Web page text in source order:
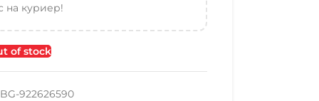
на куриер!
of stock
922626590